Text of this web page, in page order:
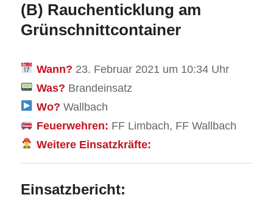
(B) Rauchenticklung am
Grünschnittcontainer
Wann? 23. Februar 2021 um 10:34 Uhr
Was? Brandeinsatz
Wo? Wallbach
Feuerwehren: FF Limbach, FF Wallbach
Weitere Einsatzkräfte:
Einsatzbericht: